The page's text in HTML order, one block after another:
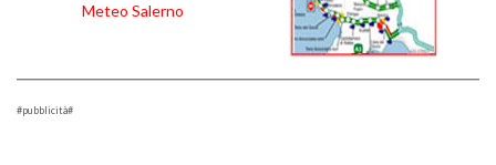
Meteo Salerno
#pubblicità#